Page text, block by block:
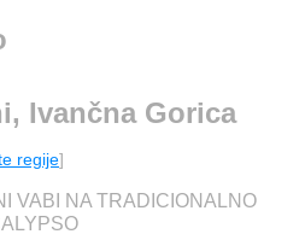
Ivančna Gorica
regije]
VABI NA TRADICIONALNO